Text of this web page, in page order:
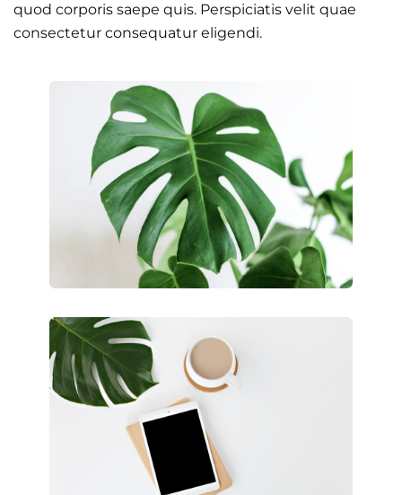
quod corporis saepe quis. Perspiciatis velit quae
consectetur consequatur eligendi.